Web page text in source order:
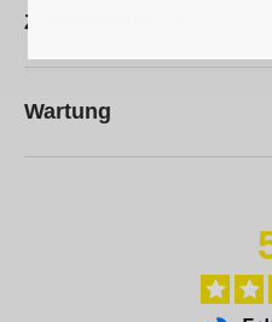
Zusammensetzung
Wartung